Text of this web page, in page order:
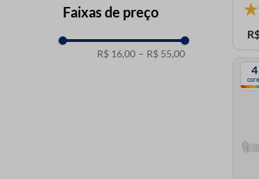
Faixas de preço
R$ 16,00 – R$ 55,00
4